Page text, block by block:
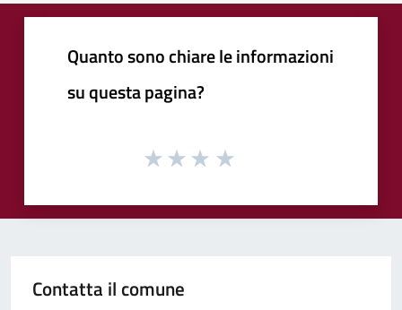
Quanto sono chiare le informazioni
su questa pagina?
Contatta il comune